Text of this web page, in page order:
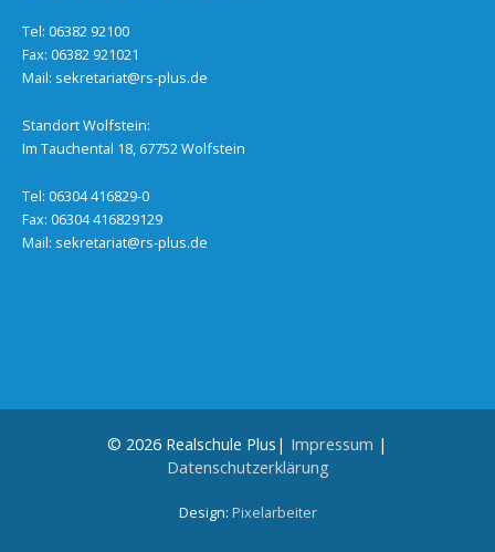
Tel: 06382 92100
Fax: 06382 921021
Mail: sekretariat@rs-plus.de
Standort Wolfstein:
Im Tauchental 18, 67752 Wolfstein
Tel: 06304 416829-0
Fax: 06304 416829129
Mail: sekretariat@rs-plus.de
© 2026 Realschule Plus| Impressum |
Datenschutzerklärung
Design: Pixelarbeiter